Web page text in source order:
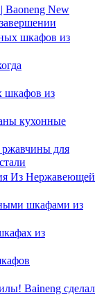
Baoneng New
шкафов из
шкафов из
кухонные
ржавчины для
Из Нержавеющей
шкафами из
из
Baineng сделал